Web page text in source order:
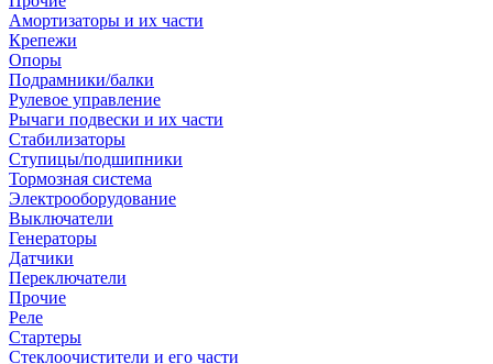
Амортизаторы и их части
Крепежи
Опоры
Подрамники/балки
Рулевое управление
Рычаги подвески и их части
Стабилизаторы
Ступицы/подшипники
Тормозная система
Электрооборудование
Выключатели
Генераторы
Датчики
Переключатели
Прочие
Реле
Стартеры
Стеклоочистители и его части